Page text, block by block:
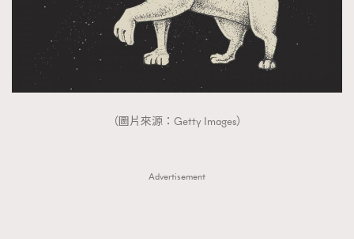
（圖片來源：Getty Images）
Advertisement